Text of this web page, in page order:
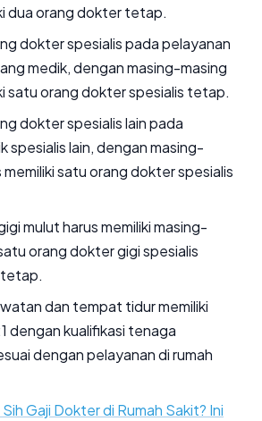
dua orang dokter tetap.
dokter spesialis pada pelayanan
medik, dengan masing-masing
satu orang dokter spesialis tetap.
dokter spesialis lain pada
spesialis lain, dengan masing-
memiliki satu orang dokter spesialis
mulut harus memiliki masing-
orang dokter gigi spesialis
dan tempat tidur memiliki
dengan kualifikasi tenaga
dengan pelayanan di rumah
Gaji Dokter di Rumah Sakit? Ini